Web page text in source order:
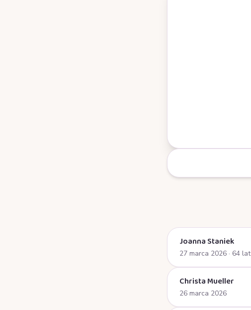
Joanna Staniek
27 marca 2026 · 64 lat
Christa Mueller
26 marca 2026